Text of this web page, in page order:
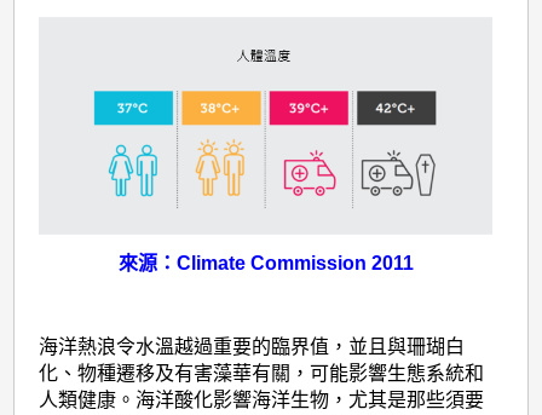
來源：Climate Commission 2011
海洋熱浪令水溫越過重要的臨界值，並且與珊瑚白
化、物種遷移及有害藻華有關，可能影響生態系統和
人類健康。海洋酸化影響海洋生物，尤其是那些須要